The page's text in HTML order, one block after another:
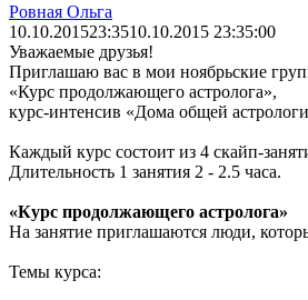
Ровная Ольга
10.10.201523:3510.10.2015 23:35:00
Уважаемые друзья!
Приглашаю вас в мои ноябрьские
«Курс продолжающего астролога»,
курс-интенсив «Дома общей
Каждый курс состоит из 4 скайп-
Длительность 1 занятия 2 - 2.5 часа.
«Курс продолжающего астролога»
На занятие приглашаются люди,
Темы курса: